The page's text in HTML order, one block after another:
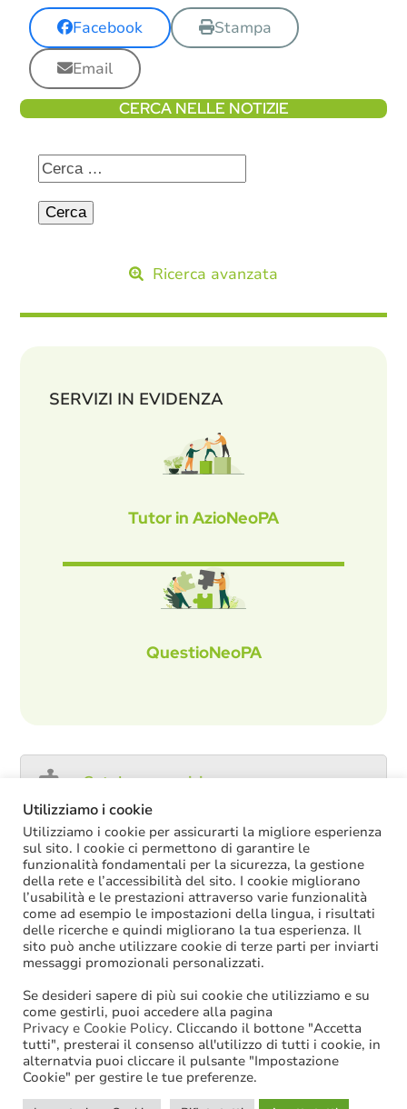
Facebook
Stampa
Email
CERCA NELLE NOTIZIE
Ricerca avanzata
SERVIZI IN EVIDENZA
Tutor in AzioNeoPA
QuestioNeoPA
Catalogo servizi
ULTIME NOTIZIE
Decreto PA: nella versione definitiva salta il
chiarimento sul trattamento economico
spettante durante le ferie
La soppressione dei vecchi tetti di spesa
offre più margini anche per l’aumento del
ACCRUAL: come si registrano i
trasferimenti vincolati per investimenti
riscossi prima del 2025?
Oggi in Cdm il nuovo “Decreto PA”: molte
le novità di interesse per gli enti locali
Niente assunzioni tramite scorrimento di
graduatorie di mobilità
Utilizziamo i cookie
Utilizziamo i cookie per assicurarti la migliore esperienza
sul sito. I cookie ci permettono di garantire le
funzionalità fondamentali per la sicurezza, la gestione
della rete e l’accessibilità del sito. I cookie migliorano
l’usabilità e le prestazioni attraverso varie funzionalità
come ad esempio le impostazioni della lingua, i risultati
delle ricerche e quindi migliorano la tua esperienza. Il
sito può anche utilizzare cookie di terze parti per inviarti
messaggi promozionali personalizzati.
Se desideri sapere di più sui cookie che utilizziamo e su
come gestirli, puoi accedere alla pagina
Privacy e Cookie Policy. Cliccando il bottone "Accetta
tutti", presterai il consenso all'utilizzo di tutti i cookie, in
alternatvia puoi cliccare il pulsante "Impostazione
Cookie" per gestire le tue preferenze.